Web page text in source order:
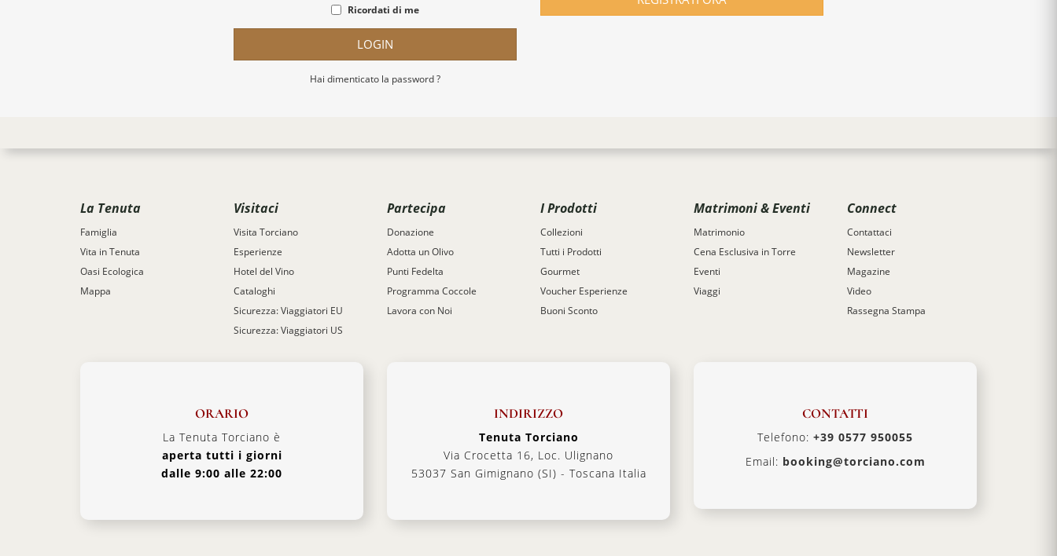
Ricordati di me
LOGIN
Hai dimenticato la password ?
La Tenuta
Famiglia
Vita in Tenuta
Oasi Ecologica
Mappa
Visitaci
Visita Torciano
Esperienze
Hotel del Vino
Cataloghi
Sicurezza: Viaggiatori EU
Sicurezza: Viaggiatori US
Partecipa
Donazione
Adotta un Olivo
Punti Fedelta
Programma Coccole
Lavora con Noi
I Prodotti
Collezioni
Tutti i Prodotti
Gourmet
Voucher Esperienze
Buoni Sconto
Matrimoni & Eventi
Matrimonio
Cena Esclusiva in Torre
Eventi
Viaggi
Connect
Contattaci
Newsletter
Magazine
Video
Rassegna Stampa
ORARIO
La Tenuta Torciano è
aperta tutti i giorni
dalle 9:00 alle 22:00
INDIRIZZO
Tenuta Torciano
Via Crocetta 16, Loc. Ulignano
53037 San Gimignano (SI) - Toscana Italia
CONTATTI
Telefono: +39 0577 950055
Email: booking@torciano.com